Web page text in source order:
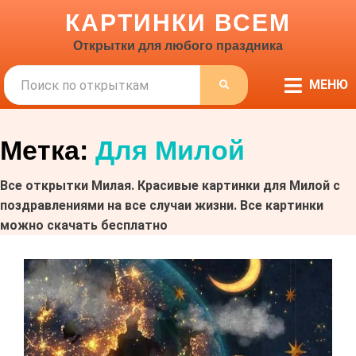
КАРТИНКИ ВСЕМ
Открытки для любого праздника
Поиск
ПОИСК МЕНЮ
Метка: Для Милой
Все открытки Милая. Красивые картинки для Милой с
поздравлениями на все случаи жизни. Все картинки
можно скачать бесплатно